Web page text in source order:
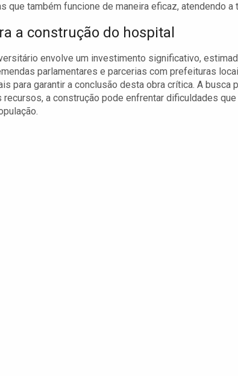
que também funcione de maneira eficaz, atendendo
a construção do hospital
envolve um investimento significativo,
parlamentares e parcerias com prefeituras
para garantir a conclusão desta obra crítica. A busca
a construção pode enfrentar dificuldades